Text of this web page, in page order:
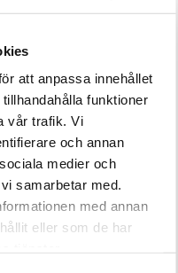
att anpassa innehållet
funktioner
vår trafik. Vi
och annan
medier och
samarbetar med.
med annan
eller som de har
Spara